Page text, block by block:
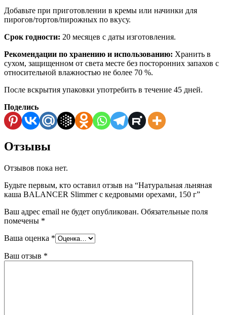
Добавьте при приготовлении в кремы или начинки для
пирогов/тортов/пирожных по вкусу.
Срок годности: 20 месяцев с даты изготовления.
Рекомендации по хранению и использованию: Хранить в
сухом, защищенном от света месте без посторонних запахов с
относительной влажностью не более 70 %.
После вскрытия упаковки употребить в течение 45 дней.
Поделись
Отзывы
Отзывов пока нет.
Будьте первым, кто оставил отзыв на “Натуральная льняная
каша BALANCER Slimmer с кедровыми орехами, 150 г”
Ваш адрес email не будет опубликован. Обязательные поля
помечены *
Ваша оценка *
Ваш отзыв *